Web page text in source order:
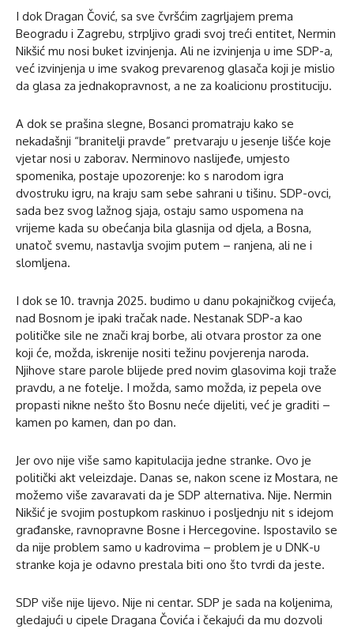
I dok Dragan Čović, sa sve čvršćim zagrljajem prema
Beogradu i Zagrebu, strpljivo gradi svoj treći entitet, Nermin
Nikšić mu nosi buket izvinjenja. Ali ne izvinjenja u ime SDP-a,
već izvinjenja u ime svakog prevarenog glasača koji je mislio
da glasa za jednakopravnost, a ne za koalicionu prostituciju.
A dok se prašina slegne, Bosanci promatraju kako se
nekadašnji “branitelji pravde” pretvaraju u jesenje lišće koje
vjetar nosi u zaborav. Nerminovo naslijeđe, umjesto
spomenika, postaje upozorenje: ko s narodom igra
dvostruku igru, na kraju sam sebe sahrani u tišinu. SDP-ovci,
sada bez svog lažnog sjaja, ostaju samo uspomena na
vrijeme kada su obećanja bila glasnija od djela, a Bosna,
unatoč svemu, nastavlja svojim putem – ranjena, ali ne i
slomljena.
I dok se 10. travnja 2025. budimo u danu pokajničkog cvijeća,
nad Bosnom je ipaki tračak nade. Nestanak SDP-a kao
političke sile ne znači kraj borbe, ali otvara prostor za one
koji će, možda, iskrenije nositi težinu povjerenja naroda.
Njihove stare parole blijede pred novim glasovima koji traže
pravdu, a ne fotelje. I možda, samo možda, iz pepela ove
propasti nikne nešto što Bosnu neće dijeliti, već je graditi –
kamen po kamen, dan po dan.
Jer ovo nije više samo kapitulacija jedne stranke. Ovo je
politički akt veleizdaje. Danas se, nakon scene iz Mostara, ne
možemo više zavaravati da je SDP alternativa. Nije. Nermin
Nikšić je svojim postupkom raskinuo i posljednju nit s idejom
građanske, ravnopravne Bosne i Hercegovine. Ispostavilo se
da nije problem samo u kadrovima – problem je u DNK-u
stranke koja je odavno prestala biti ono što tvrdi da jeste.
SDP više nije lijevo. Nije ni centar. SDP je sada na koljenima,
gledajući u cipele Dragana Čovića i čekajući da mu dozvoli